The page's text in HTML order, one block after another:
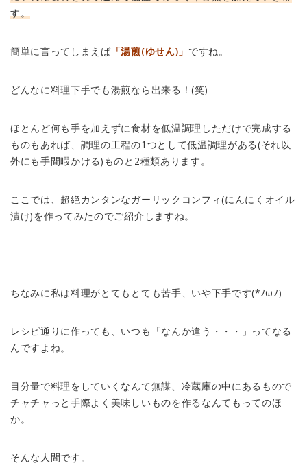
す。
簡単に言ってしまえば 「湯煎(ゆせん)」 ですね。
どんなに料理下手でも湯煎なら出来る！(笑)
ほとんど何も手を加えずに食材を低温調理しただけで完成する
ものもあれば、調理の工程の1つとして低温調理がある(それ以
外にも手間暇かける)ものと2種類あります。
ここでは、超絶カンタンなガーリックコンフィ(にんにくオイル
漬け)を作ってみたのでご紹介しますね。
ちなみに私は料理がとてもとても苦手、いや下手です(*ﾉωﾉ)
レシピ通りに作っても、いつも「なんか違う・・・」ってなる
んですよね。
目分量で料理をしていくなんて無謀、冷蔵庫の中にあるもので
チャチャっと手際よく美味しいものを作るなんてもってのほ
か。
そんな人間です。